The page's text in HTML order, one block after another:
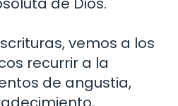
vemos a los
recurrir a la
de angustia,